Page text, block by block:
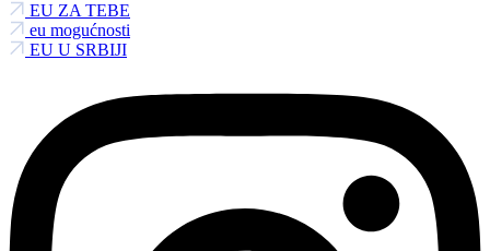
EU ZA TEBE
eu mogućnosti
EU U SRBIJI